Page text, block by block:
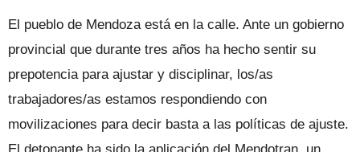
El pueblo de Mendoza está en la calle. Ante un gobierno
provincial que durante tres años ha hecho sentir su
prepotencia para ajustar y disciplinar, los/as
trabajadores/as estamos respondiendo con
movilizaciones para decir basta a las políticas de ajuste.